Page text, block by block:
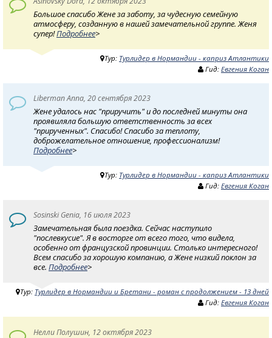
Большое спасибо Жене за заботу, за чудесную семейную
атмосферу, созданную в нашей замечательной группе. Женя
супер!Подробнее>
Тур: Турлидер в Нормандии - каприз Атлантики
Гид: Евгения Коган
Liberman Anna, 20 сентября 2023
Жене удалось нас "приручить" и до последней минуты она
проявиляла большую ответственность за всех
"прирученных". Спасибо! Спасибо за теплоту,
доброжелательное отношение, профессионализм!
Подробнее>
Тур: Турлидер в Нормандии - каприз Атлантики
Гид: Евгения Коган
Sosinski Genia, 16 июля 2023
Замечательная была поездка. Сейчас наступило
"послевкусие". Я в восторге от всего того, что видела,
особенно от французской провинции. Столько интересного!
Всем спасибо за хорошую компанию, а Жене низкий поклон за
все. Подробнее>
Тур: Турлидер в Нормандии и Бретани - роман с продолжением - 13 дней
Гид: Евгения Коган
Нелли Полушин, 12 октября 2023